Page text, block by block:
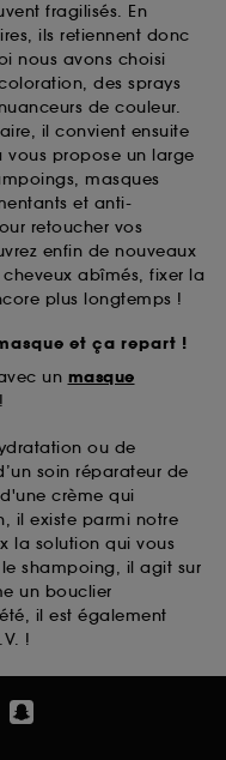
fragilisés. En
ils retiennent donc
nous avons choisi
des sprays
de couleur.
il convient ensuite
vous propose un large
masques
et anti-
retoucher vos
enfin de nouveaux
abîmés, fixer la
plus longtemps !
et ça repart !
un masque
ou de
soin réparateur de
crème qui
il existe parmi notre
la solution qui vous
shampoing, il agit sur
un bouclier
il est également
!